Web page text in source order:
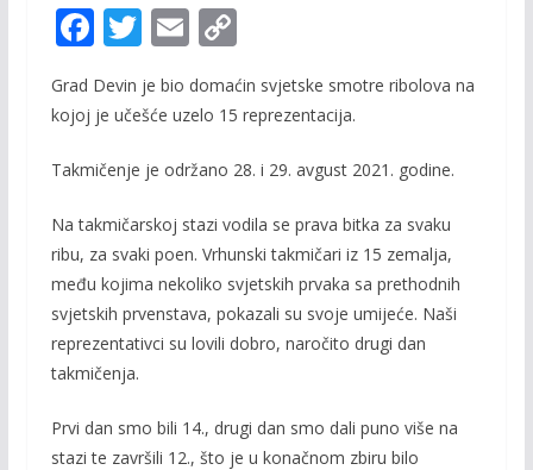
F
e
b
o
o
k
T
w
itt
E
m
ai
C
o
p
Li
n
k
Grad Devin je bio domaćin svjetske smotre ribolova na
kojoj je učešće uzelo 15 reprezentacija.
Takmičenje je održano 28. i 29. avgust 2021. godine.
Na takmičarskoj stazi vodila se prava bitka za svaku
ribu, za svaki poen. Vrhunski takmičari iz 15 zemalja,
među kojima nekoliko svjetskih prvaka sa prethodnih
svjetskih prvenstava, pokazali su svoje umijeće. Naši
reprezentativci su lovili dobro, naročito drugi dan
takmičenja.
Prvi dan smo bili 14., drugi dan smo dali puno više na
stazi te završili 12., što je u konačnom zbiru bilo